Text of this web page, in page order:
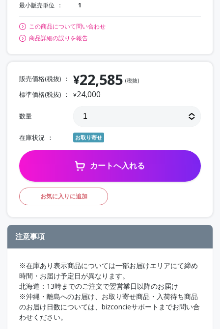
最小販売単位 1
この商品について問い合わせ
商品詳細の誤りを報告
販売価格(税抜) ¥22,585 (税抜)
標準価格(税抜) ¥24,000
数量
在庫状況 お取り寄せ
カートへ入れる
お気に入りに追加
注意事項
※在庫あり表示商品については一部お届けエリアにて締め
時間・お届け予定日が異なります。
北海道：13時までのご注文で翌営業日以降のお届け
※沖縄・離島へのお届け、お取り寄せ商品・入荷待ち商品
のお届け日数については、bizconcieサポートまでお問い合
わせください。